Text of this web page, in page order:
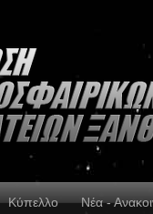
Κύπελλο Νέα -